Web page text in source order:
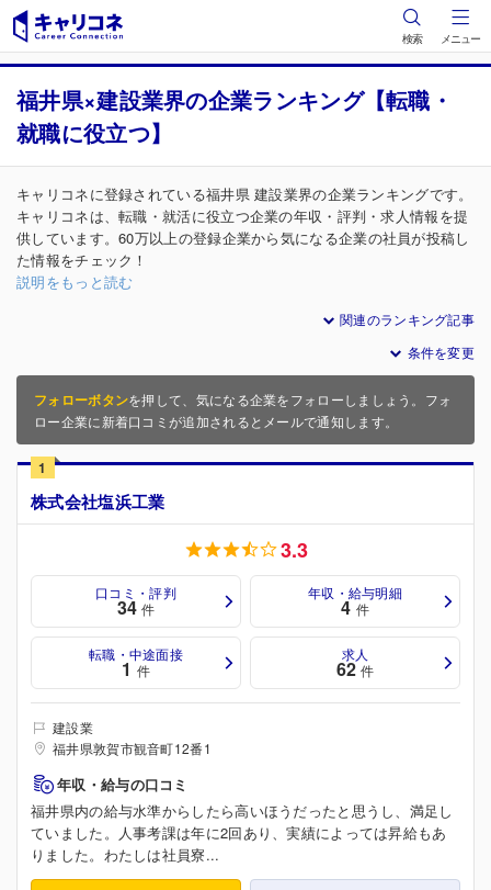
検索 メニュー
福井県×建設業界の企業ランキング【転職・
就職に役立つ】
キャリコネに登録されている福井県 建設業界の企業ランキングです。
キャリコネは、転職・就活に役立つ企業の年収・評判・求人情報を提
供しています。60万以上の登録企業から気になる企業の社員が投稿し
た情報をチェック！
説明をもっと読む
関連のランキング記事
条件を変更
フォローボタンを押して、気になる企業をフォローしましょう。フォ
ロー企業に新着口コミが追加されるとメールで通知します。
1
株式会社塩浜工業
3.3
口コミ・評判
34 件
年収・給与明細
4 件
転職・中途面接
1 件
求人
62 件
建設業
福井県敦賀市観音町12番1
年収・給与の口コミ
福井県内の給与水準からしたら高いほうだったと思うし、満足し
ていました。人事考課は年に2回あり、実績によっては昇給もあ
りました。わたしは社員寮...